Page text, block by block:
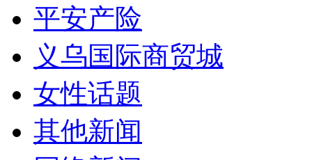
平安产险
义乌国际商贸城
女性话题
其他新闻